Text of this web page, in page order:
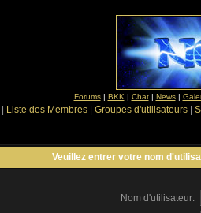
Forums| BKK | Chat| News|
Liste des Membres Groupes d'utilisateurs
Veuillez entrer votre nom
Nom d'utilisateur: